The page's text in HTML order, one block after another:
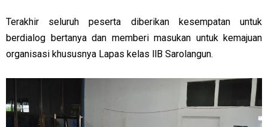
Terakhir seluruh peserta diberikan kesempatan untuk
berdialog bertanya dan memberi masukan untuk kemajuan
organisasi khususnya Lapas kelas llB Sarolangun.